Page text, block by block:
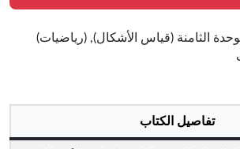
الثامنة (قياس الأشكال), (رياضيات)
تفاصيل الكتاب